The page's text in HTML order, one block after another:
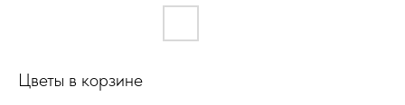
Цветы в корзине